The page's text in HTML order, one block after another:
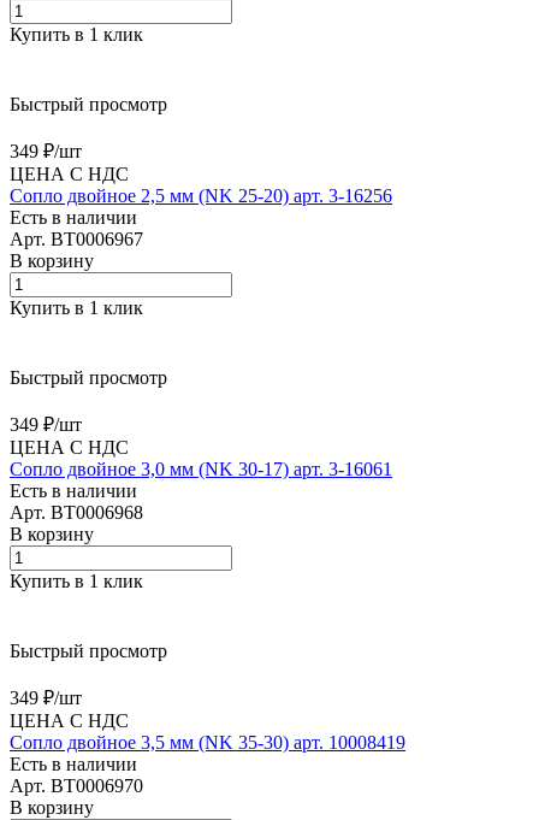
Купить в 1 клик
Быстрый просмотр
349 ₽/шт
ЦЕНА С НДС
Сопло двойное 2,5 мм (NK 25-20) арт. 3-16256
Есть в наличии
Арт. BT0006967
В корзину
Купить в 1 клик
Быстрый просмотр
349 ₽/шт
ЦЕНА С НДС
Сопло двойное 3,0 мм (NK 30-17) арт. 3-16061
Есть в наличии
Арт. BT0006968
В корзину
Купить в 1 клик
Быстрый просмотр
349 ₽/шт
ЦЕНА С НДС
Сопло двойное 3,5 мм (NK 35-30) арт. 10008419
Есть в наличии
Арт. BT0006970
В корзину